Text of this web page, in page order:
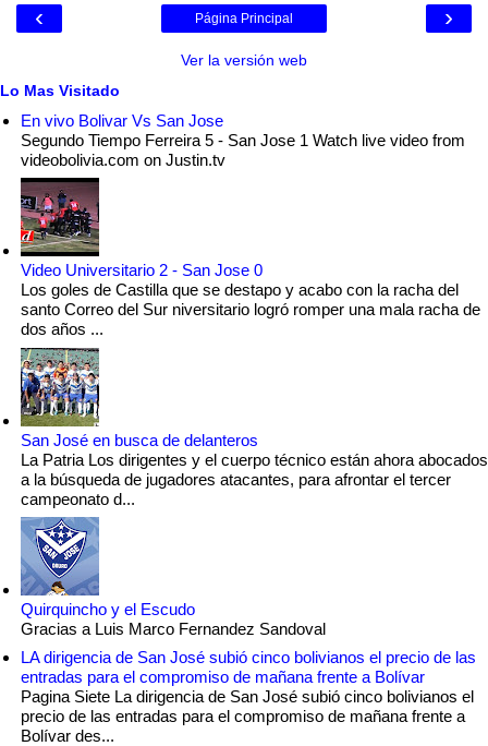
‹ ›
Página Principal
Ver la versión web
Lo Mas Visitado
En vivo Bolivar Vs San Jose
Segundo Tiempo Ferreira 5 - San Jose 1 Watch live video from
videobolivia.com on Justin.tv
Video Universitario 2 - San Jose 0
Los goles de Castilla que se destapo y acabo con la racha del
santo Correo del Sur niversitario logró romper una mala racha de
dos años ...
San José en busca de delanteros
La Patria Los dirigentes y el cuerpo técnico están ahora abocados
a la búsqueda de jugadores atacantes, para afrontar el tercer
campeonato d...
Quirquincho y el Escudo
Gracias a Luis Marco Fernandez Sandoval
LA dirigencia de San José subió cinco bolivianos el precio de las
entradas para el compromiso de mañana frente a Bolívar
Pagina Siete La dirigencia de San José subió cinco bolivianos el
precio de las entradas para el compromiso de mañana frente a
Bolívar des...